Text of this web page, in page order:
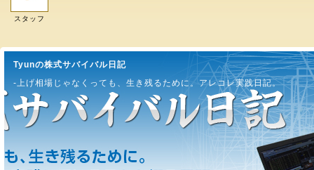
スタッフ
Tyunの株式サバイバル日記
-上げ相場じゃなくっても、生き残るために。アレコレ実践日記。